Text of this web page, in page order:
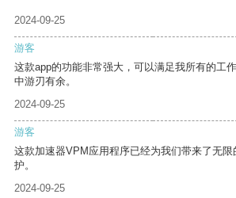
2024-09-25
游客
这款app的功能非常强大，可以满足我所有的工
中游刃有余。
2024-09-25
游客
这款加速器VPM应用程序已经为我们带来了无
护。
2024-09-25